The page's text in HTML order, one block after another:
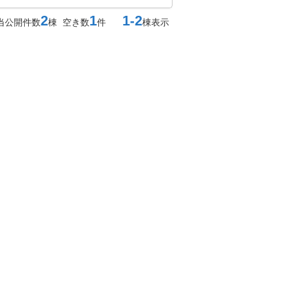
公開件数2棟 空き数1件 1-2棟表示